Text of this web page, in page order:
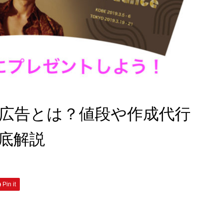
告とは？値段や作成代行
解説
Pin it